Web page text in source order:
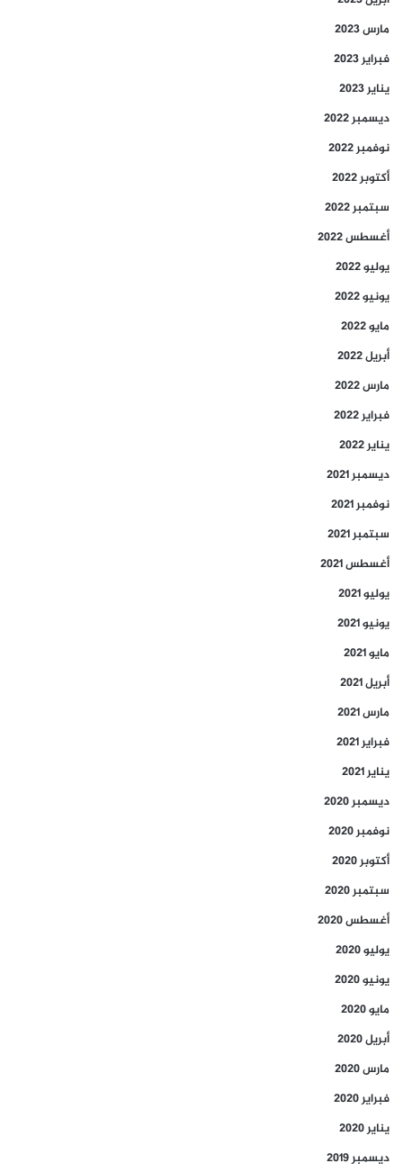
مارس 2023
فبراير 2023
يناير 2023
ديسمبر 2022
نوفمبر 2022
أكتوبر 2022
سبتمبر 2022
أغسطس 2022
يوليو 2022
يونيو 2022
مايو 2022
أبريل 2022
مارس 2022
فبراير 2022
يناير 2022
ديسمبر 2021
نوفمبر 2021
سبتمبر 2021
أغسطس 2021
يوليو 2021
يونيو 2021
مايو 2021
أبريل 2021
مارس 2021
فبراير 2021
يناير 2021
ديسمبر 2020
نوفمبر 2020
أكتوبر 2020
سبتمبر 2020
أغسطس 2020
يوليو 2020
يونيو 2020
مايو 2020
أبريل 2020
مارس 2020
فبراير 2020
يناير 2020
ديسمبر 2019